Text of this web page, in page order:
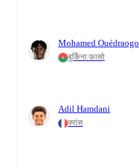
Mohamed Ouédraogo
बुर्किना फ़ासो
Adil Hamdani
फ़्रांस